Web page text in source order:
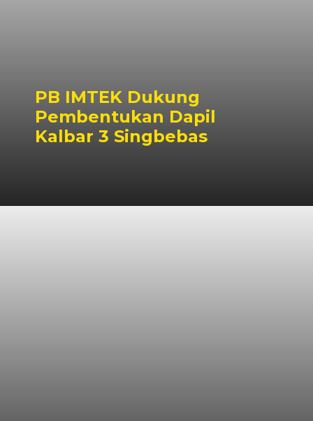
PB IMTEK Dukung
Pembentukan Dapil
Kalbar 3 Singbebas